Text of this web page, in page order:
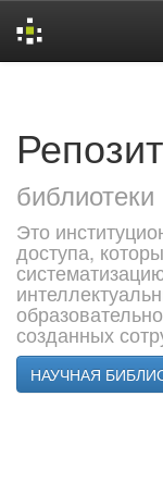
библиотеки
Это
доступа,
созданных
НАУЧНАЯ